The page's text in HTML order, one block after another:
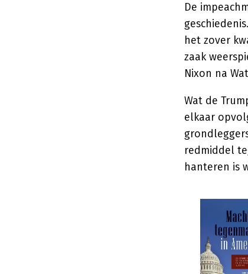
De
het zover
zaak
Nixon na
Wat de
elkaar
redmiddel
hanteren is